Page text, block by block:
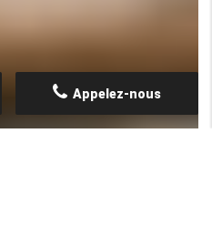
Appelez-nous